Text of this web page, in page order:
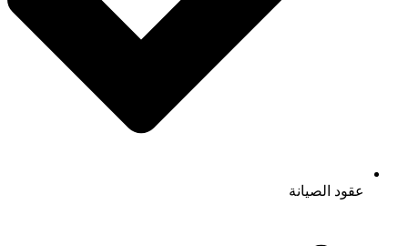
عقود الصيانة